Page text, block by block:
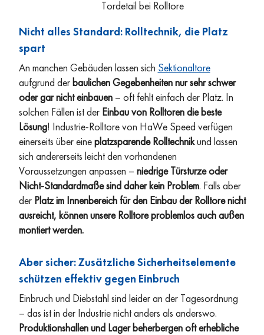
Tordetail bei Rolltore
Nicht alles Standard: Rolltechnik, die Platz
spart
An manchen Gebäuden lassen sich Sektionaltore
aufgrund der baulichen Gegebenheiten nur sehr schwer
oder gar nicht einbauen– oft fehlt einfach der Platz. In
solchen Fällen ist der Einbau von Rolltoren die beste
Lösung! Industrie-Rolltore von HaWe Speed verfügen
einerseits über eine platzsparende Rolltechnikund lassen
sich andererseits leicht den vorhandenen
Voraussetzungen anpassen – niedrige Türsturze oder
Nicht-Standardmaße sind daher kein Problem. Falls aber
der Platz im Innenbereich für den Einbau der Rolltore nicht
ausreicht, können unsere Rolltore problemlos auch außen
montiert werden.
Aber sicher: Zusätzliche Sicherheitselemente
schützen effektiv gegen Einbruch
Einbruch und Diebstahl sind leider an der Tagesordnung
– das ist in der Industrie nicht anders als anderswo.
Produktionshallen und Lager beherbergen oft erhebliche